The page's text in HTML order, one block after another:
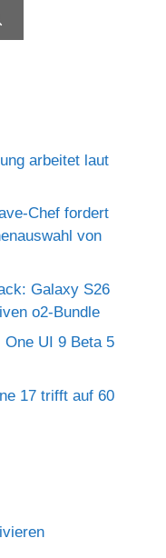
arbeitet laut
Chef fordert
von
Galaxy S26
o2-Bundle
One UI 9 Beta 5
17 trifft auf 60